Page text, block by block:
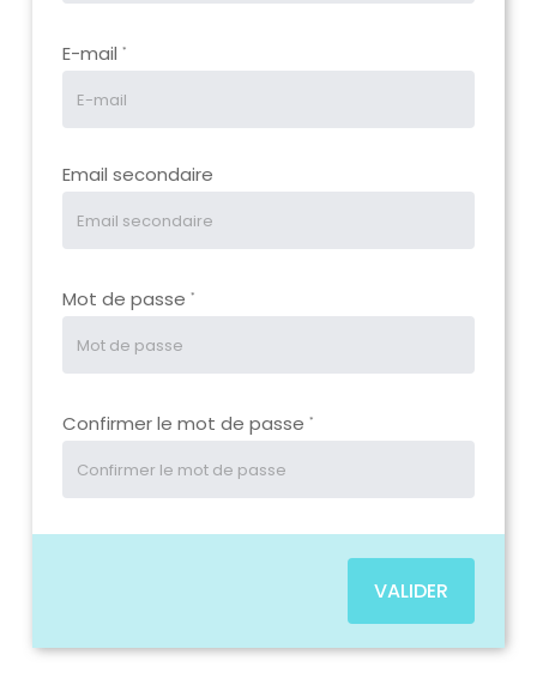
E-mail *
Email secondaire
Mot de passe *
Confirmer le mot de passe *
VALIDER